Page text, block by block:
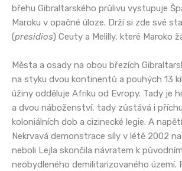
břehu Gibraltarského průlivu vystupuje
Maroku v opačné úloze. Drží si zde své
(presidios) Ceuty a Melilly, které Maroko
Města a osady na obou březích
na styku dvou kontinentů a pouhých 13
úžiny odděluje Afriku od Evropy. Tady je
a dvou náboženství, tady zůstává i
koloniálních dob a cizinecké legie. A
Nekrvavá demonstrace síly v létě 2002
neboli Lejla skončila návratem k
neobydleného demilitarizovaného území.